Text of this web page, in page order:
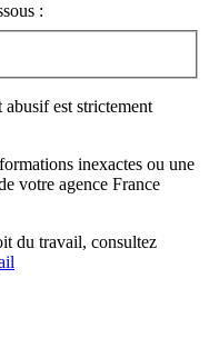
:
est strictement
inexactes ou une
votre agence France
du travail, consultez